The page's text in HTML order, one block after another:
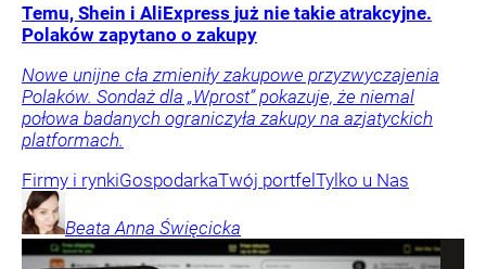
Temu, Shein i AliExpress już nie takie atrakcyjne.
Polaków zapytano o zakupy
Nowe unijne cła zmieniły zakupowe przyzwyczajenia
Polaków. Sondaż dla „Wprost” pokazuje, że niemal
połowa badanych ograniczyła zakupy na azjatyckich
platformach.
Firmy i rynkiGospodarkaTwój portfelTylko u Nas
Beata Anna Święcicka